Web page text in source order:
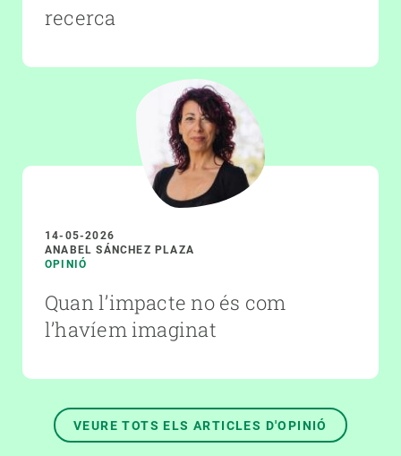
recerca
14-05-2026
ANABEL SÁNCHEZ PLAZA
OPINIÓ
Quan l’impacte no és com
l’havíem imaginat
VEURE TOTS ELS ARTICLES D'OPINIÓ